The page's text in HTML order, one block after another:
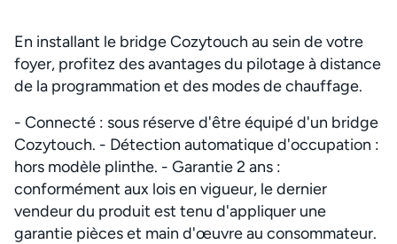
En installant le bridge Cozytouch au sein de votre
foyer, profitez des avantages du pilotage à distance
de la programmation et des modes de chauffage.
- Connecté : sous réserve d'être équipé d'un bridge
Cozytouch. - Détection automatique d'occupation :
hors modèle plinthe. - Garantie 2 ans :
conformément aux lois en vigueur, le dernier
vendeur du produit est tenu d'appliquer une
garantie pièces et main d'œuvre au consommateur.